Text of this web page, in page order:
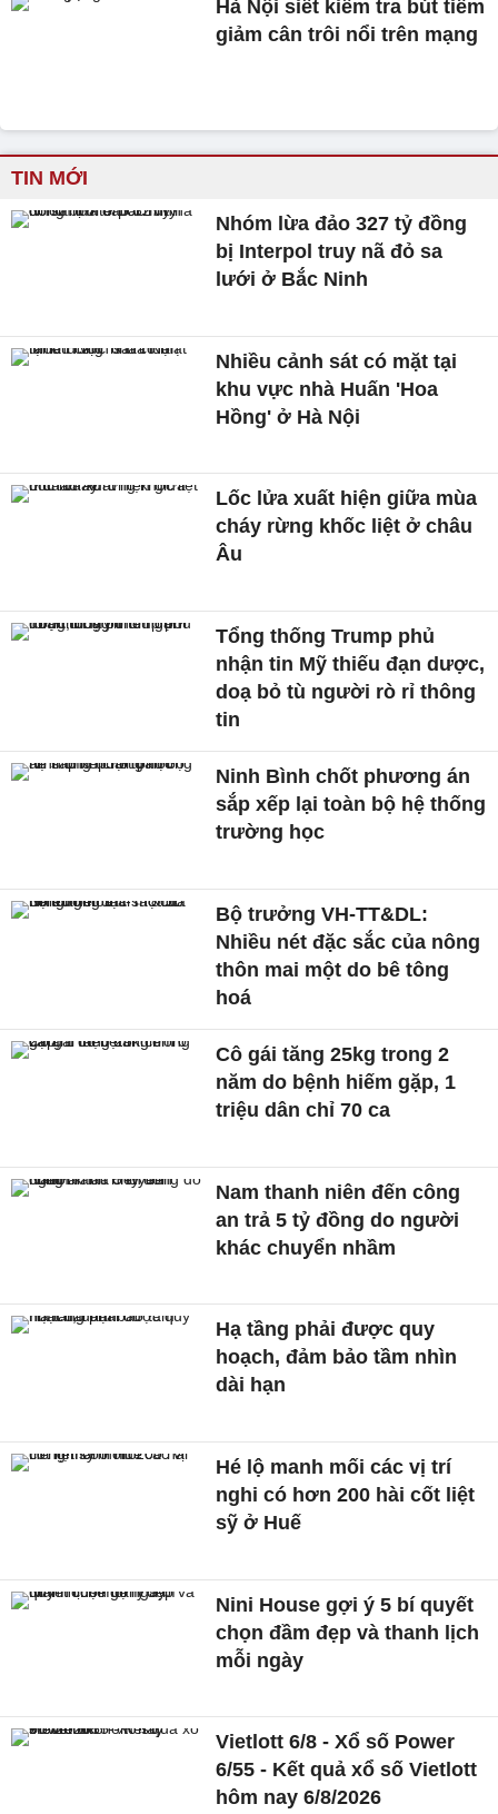
Hà Nội siết kiểm tra bút tiêm
giảm cân trôi nổi trên mạng
TIN MỚI
Nhóm lừa đảo 327 tỷ đồng
bị Interpol truy nã đỏ sa
lưới ở Bắc Ninh
Nhiều cảnh sát có mặt tại
khu vực nhà Huấn 'Hoa
Hồng' ở Hà Nội
Lốc lửa xuất hiện giữa mùa
cháy rừng khốc liệt ở châu
Âu
Tổng thống Trump phủ
nhận tin Mỹ thiếu đạn dược,
doạ bỏ tù người rò rỉ thông
tin
Ninh Bình chốt phương án
sắp xếp lại toàn bộ hệ thống
trường học
Bộ trưởng VH-TT&DL:
Nhiều nét đặc sắc của nông
thôn mai một do bê tông
hoá
Cô gái tăng 25kg trong 2
năm do bệnh hiếm gặp, 1
triệu dân chỉ 70 ca
Nam thanh niên đến công
an trả 5 tỷ đồng do người
khác chuyển nhầm
Hạ tầng phải được quy
hoạch, đảm bảo tầm nhìn
dài hạn
Hé lộ manh mối các vị trí
nghi có hơn 200 hài cốt liệt
sỹ ở Huế
Nini House gợi ý 5 bí quyết
chọn đầm đẹp và thanh lịch
mỗi ngày
Vietlott 6/8 - Xổ số Power
6/55 - Kết quả xổ số Vietlott
hôm nay 6/8/2026